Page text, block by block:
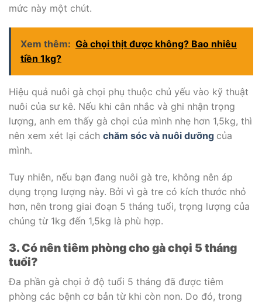
mức này một chút.
Xem thêm: Gà chọi thịt được không? Bao nhiêu
tiền 1kg?
Hiệu quả nuôi gà chọi phụ thuộc chủ yếu vào kỹ thuật
nuôi của sư kê. Nếu khi cân nhắc và ghi nhận trọng
lượng, anh em thấy gà chọi của mình nhẹ hơn 1,5kg, thì
nên xem xét lại cách chăm sóc và nuôi dưỡng của
mình.
Tuy nhiên, nếu bạn đang nuôi gà tre, không nên áp
dụng trọng lượng này. Bởi vì gà tre có kích thước nhỏ
hơn, nên trong giai đoạn 5 tháng tuổi, trọng lượng của
chúng từ 1kg đến 1,5kg là phù hợp.
3. Có nên tiêm phòng cho gà chọi 5 tháng
tuổi?
Đa phần gà chọi ở độ tuổi 5 tháng đã được tiêm
phòng các bệnh cơ bản từ khi còn non. Do đó, trong